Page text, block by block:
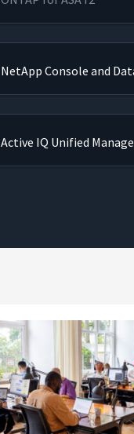
NetApp Console and
Active IQ Unified